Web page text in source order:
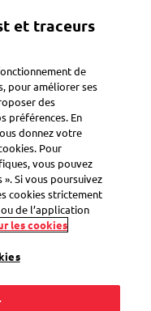
un
?
et traceurs
de
pour améliorer ses
des
préférences. En
donnez votre
Pour
vous pouvez
Si vous poursuivez
cookies strictement
de l’application
les cookies